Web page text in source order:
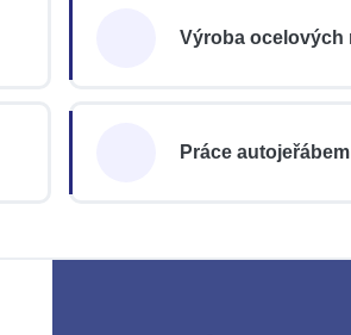
Výroba ocelových
Práce autojeřábem